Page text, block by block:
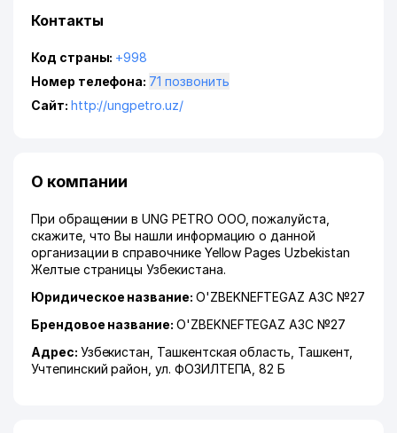
Контакты
Код страны: +998
Номер телефона:
71 позвонить
Сайт: http://ungpetro.uz/
О компании
При обращении в UNG PETRO ООО, пожалуйста,
скажите, что Вы нашли информацию о данной
организации в справочнике Yellow Pages Uzbekistan
Желтые страницы Узбекистана.
Юридическое название: O'ZBEKNEFTEGAZ АЗС №27
Брендовое название: O'ZBEKNEFTEGAZ АЗС №27
Адрес: Узбекистан, Ташкентская область Ташкент,
Учтепинский район ,ул. ФОЗИЛТЕПА , 82 Б